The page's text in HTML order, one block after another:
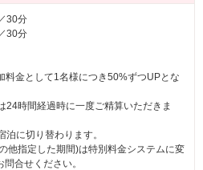
30分
30分
金として1名様につき50%ずつUPとな
時間経過時に一度ご精算いただきま
に切り替わります。
他指定した期間)は特別料金システムに変
合せください。